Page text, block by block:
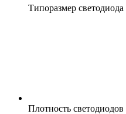
Типоразмер светодиода
Плотность светодиодов